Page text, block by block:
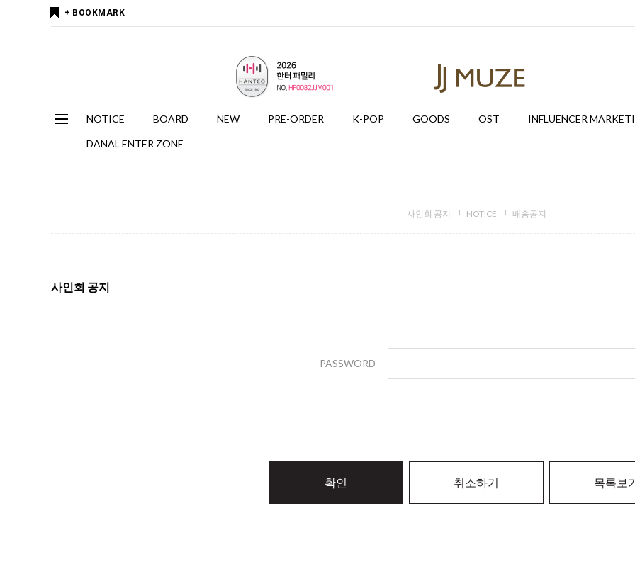
+ BOOKMARK
NOTICE BOARD NEW PRE-ORDER K-POP GOODS OST INFLUENCER
DANAL ENTER ZONE
사인회 공지 NOTICE 배송공지
사인회 공지
PASSWORD
확인 취소하기 목록보